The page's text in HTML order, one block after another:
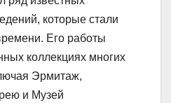
которые стали
Его работы
коллекциях многих
Эрмитаж,
и Музей